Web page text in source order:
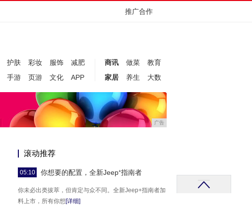
推广合作
护肤 彩妆 服饰
减肥
手游 页游 文化 APP
商讯 做菜
教育
家居
养生 大数
广告
滚动推荐
05:10 你想要的配置，全新Jeep⁺指南者
你未必出类拔萃，但肯定与众不同。全新Jeep+指南者加
料上市，所有你想 [详细]